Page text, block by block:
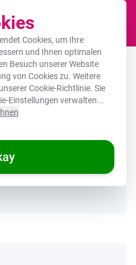
Cookies, um Ihre
und Ihnen optimalen
Besuch unserer Website
von Cookies zu. Weitere
Cookie-Richtlinie. Sie
Einstellungen verwalten...
- Totenkopf -
- Flammen
🌞 SOMMERDEALS